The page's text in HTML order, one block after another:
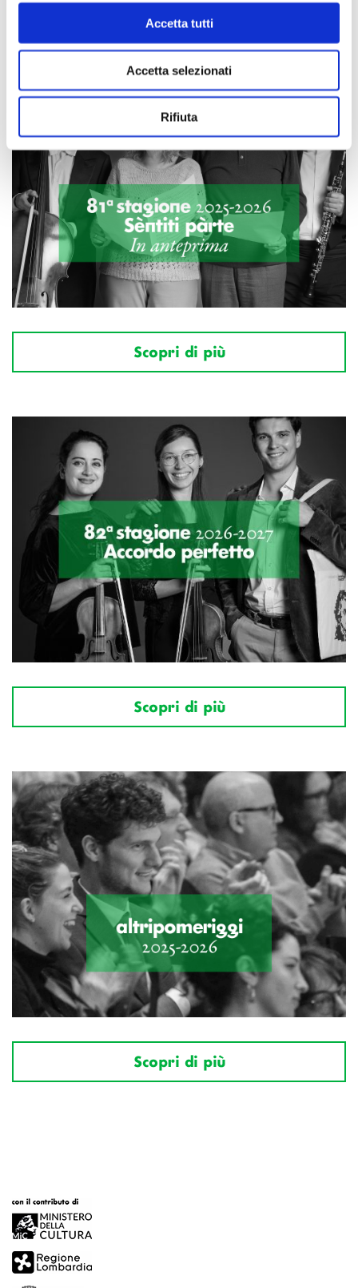
Accetta tutti
Accetta selezionati
Rifiuta
Scopri di più
Scopri di più
Scopri di più